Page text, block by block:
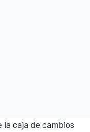
la caja de cambios